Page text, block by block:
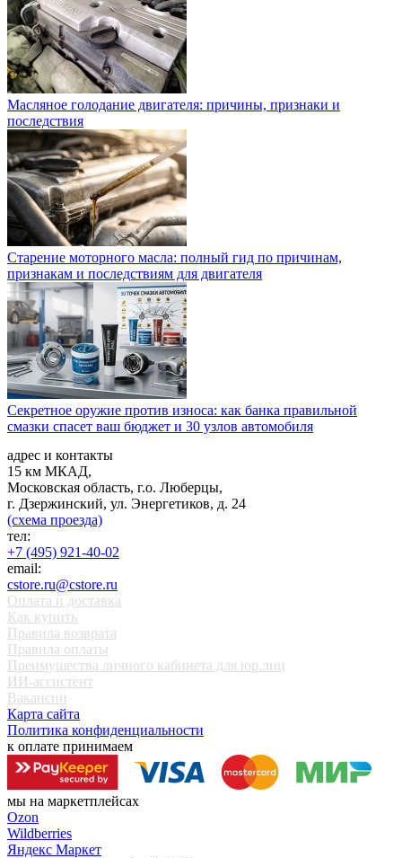
Масляное голодание двигателя: причины, признаки и
последствия
Старение моторного масла: полный гид по причинам,
признакам и последствиям для двигателя
Секретное оружие против износа: как банка правильной
смазки спасет ваш бюджет и 30 узлов автомобиля
адрес и контакты
15 км МКАД,
Московская область, г.о. Люберцы,
г. Дзержинский, ул. Энергетиков, д. 24
(схема проезда)
тел:
+7 (495) 921-40-02
email:
cstore.ru@cstore.ru
Оплата и доставка
Как купить
Правила возврата
Правила оплаты
Преимущества личного кабинета для юр.лиц
ИИ-ассистент
Вакансии
Карта сайта
Политика конфиденциальности
к оплате принимаем
мы на маркетплейсах
Ozon
Wildberries
Яндекс Маркет